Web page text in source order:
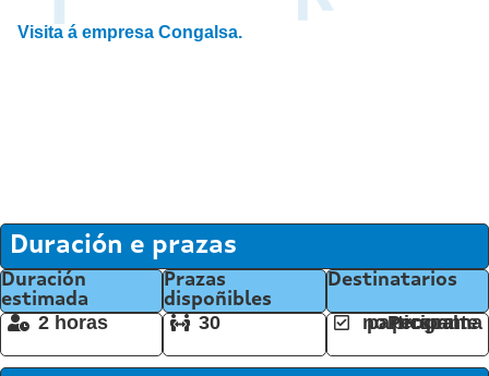
Visita á empresa Congalsa.
Duración e prazas
Duración
estimada
2 horas
Prazas
dispoñibles
30
Destinatarios
Persoal participante no programa